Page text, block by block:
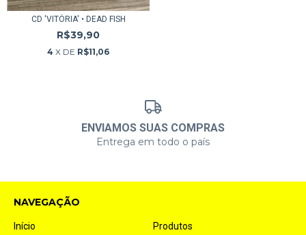
CD 'VITÓRIA' • DEAD FISH
R$39,90
4 X DE R$11,06
ENVIAMOS SUAS COMPRAS
Entrega em todo o país
NAVEGAÇÃO
Início Produtos